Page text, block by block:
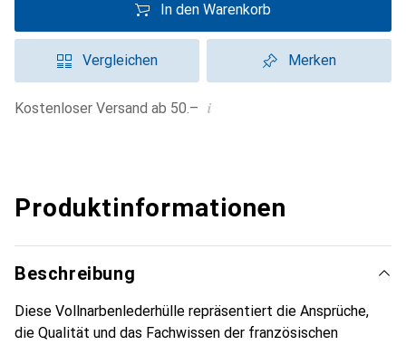
In den Warenkorb
Vergleichen Merken
Kostenloser Versand ab 50.– i
Produktinformationen
Beschreibung
Diese Vollnarbenlederhülle repräsentiert die Ansprüche,
die Qualität und das Fachwissen der französischen